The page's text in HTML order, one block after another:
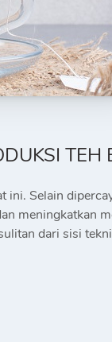
TEH
Selain
meningkatkan
dari sisi